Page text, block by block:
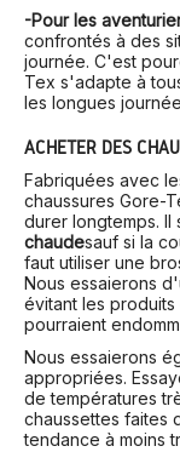
-Pour les
confrontés à des
journée. C'est
Tex s'adapte à
les longues
ACHETER DES
Fabriquées avec
chaussures Gore-
durer longtemps.
chaudesauf si la
faut utiliser une
Nous essaierons
évitant les
pourraient
Nous essaierons
appropriées.
de températures
chaussettes faites
tendance à moins